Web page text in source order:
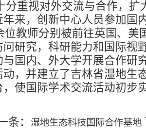
分重视对外交流与合作，扩
来，创新中心人员参加国
位教师分别被前往英国、美
研究，科研能力和国际视
与国内、外大学开展合作研
，并建立了吉林省湿地生
使国际学术交流活动初步
条： 湿地生态科技国际合作基地